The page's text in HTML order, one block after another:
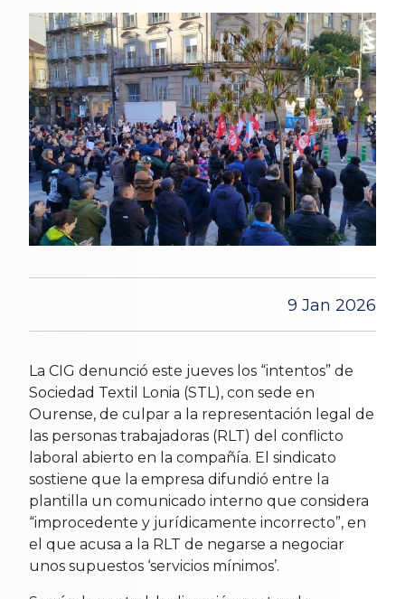
9 Jan 2026
La CIG denunció este jueves los “intentos” de
Sociedad Textil Lonia (STL), con sede en
Ourense, de culpar a la representación legal de
las personas trabajadoras (RLT) del conflicto
laboral abierto en la compañía. El sindicato
sostiene que la empresa difundió entre la
plantilla un comunicado interno que considera
“improcedente y jurídicamente incorrecto”, en
el que acusa a la RLT de negarse a negociar
unos supuestos ‘servicios mínimos’.